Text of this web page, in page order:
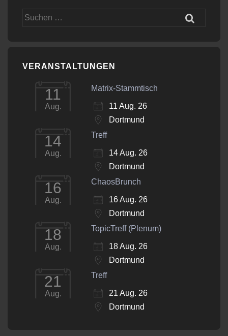
Suchen
VERANSTALTUNGEN
11
Aug.
Matrix-Stammtisch
11 Aug. 26
Dortmund
14
Aug.
Treff
14 Aug. 26
Dortmund
16
Aug.
ChaosBrunch
16 Aug. 26
Dortmund
18
Aug.
TopicTreff (Plenum)
18 Aug. 26
Dortmund
21
Aug.
Treff
21 Aug. 26
Dortmund